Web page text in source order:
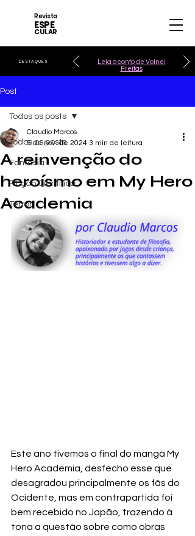
Revista
ESPE
CULAR
DESTAQUES
Leia o conto de Volnei
Freitas
Post
Todos os posts
Fantasia
Ficção Científica
Terror
Todos os posts
A reinvenção do
heroísmo em My Hero
Academia
Claudio Marcos
5 de nov. de 2024 3 min de leitura
Este ano tivemos o final do mangá My
Hero Academia, desfecho esse que
desagradou principalmente os fãs do
Ocidente, mas em contrapartida foi
bem recebido no Japão, trazendo à
tona a questão sobre como obras